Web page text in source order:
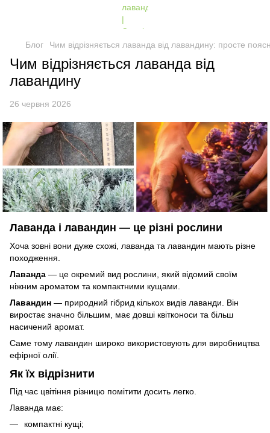
Блог Чим відрізняється лаванда від лавандину: просте
Чим відрізняється лаванда від
лавандину
26 червня 2026
Лаванда і лавандин — це різні рослини
Хоча зовні вони дуже схожі, лаванда та лавандин мають різне
походження.
Лаванда — це окремий вид рослини, який відомий своїм
ніжним ароматом та компактними кущами.
Лавандин — природний гібрид кількох видів лаванди. Він
виростає значно більшим, має довші квітконоси та більш
насичений аромат.
Саме тому лавандин широко використовують для виробництва
ефірної олії.
Як їх відрізнити
Під час цвітіння різницю помітити досить легко.
Лаванда має:
компактні кущі;